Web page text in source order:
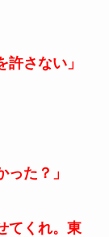
さない」
た？」
てくれ。東